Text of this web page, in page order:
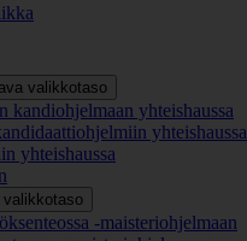
valikkotaso
kandiohjelmaan yhteishaussa
yhteishaussa
yhteishaussa
valikkotaso
-maisteriohjelmaan